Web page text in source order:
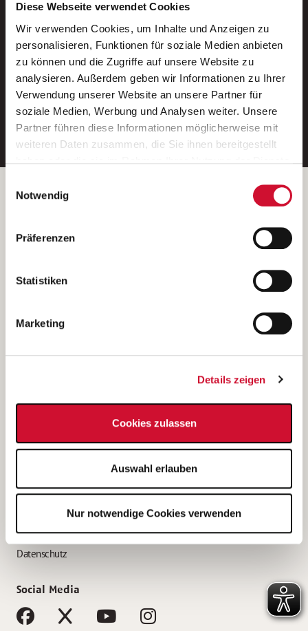
Diese Webseite verwendet Cookies
Wir verwenden Cookies, um Inhalte und Anzeigen zu
personalisieren, Funktionen für soziale Medien anbieten
zu können und die Zugriffe auf unsere Website zu
analysieren. Außerdem geben wir Informationen zu Ihrer
Verwendung unserer Website an unsere Partner für
soziale Medien, Werbung und Analysen weiter. Unsere
Partner führen diese Informationen möglicherweise mit
weiteren Daten zusammen, die Sie ihnen bereitgestellt
Wenn Sie auf „Cookies zulassen“ klicken, so stimmen
Sie der Speicherung sämtlicher Cookies zu. Sie können
Ihre Einwilligung selbstverständlich jederzeit widerrufen,
indem Sie die Cookie-Einstellungen aufrufen und diese
unsererDatenschutzerklärung
Notwendig
Präferenzen
Statistiken
Marketing
Details zeigen
Cookies zulassen
Auswahl erlauben
Nur notwendige Cookies verwenden
Neue Stellen per E-Mail.
Ein kostenloser Service von AWO
Jobs.
E-Mail-Adresse eintragen
Betreiber der Webseite
Kantstraße 45a
(Ein Tochterunternehmen des AWO Bezirksverbandes Unterfranken
e.V.)
Bewerbung als Altenpflegehelfer*in
Bewerbung als Erzieher*in
AWO Gliederungen nach Bundesland
Impressum
Datenschutz
Social Media